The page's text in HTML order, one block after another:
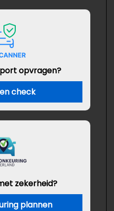
opvragen?
check
zekerheid?
plannen